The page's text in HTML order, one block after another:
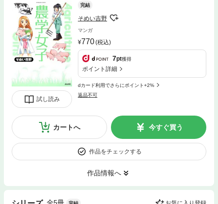
試し読み
完結
そめい吉野
マンガ
770(税込)
7pt獲得
ポイント詳細
dカード利用でさらにポイント+2%
返品不可
カートへ 今すぐ買う
作品をチェックする
作品情報へ